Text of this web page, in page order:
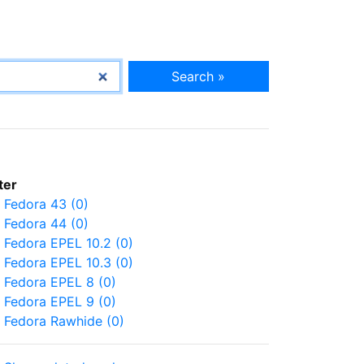
Search »
Fedora 43 (0)
Fedora 44 (0)
Fedora EPEL 10.2 (0)
Fedora EPEL 10.3 (0)
Fedora EPEL 8 (0)
Fedora EPEL 9 (0)
Fedora Rawhide (0)